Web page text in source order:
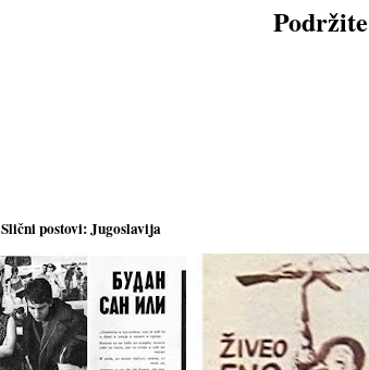
Slični postovi:Jugoslavija